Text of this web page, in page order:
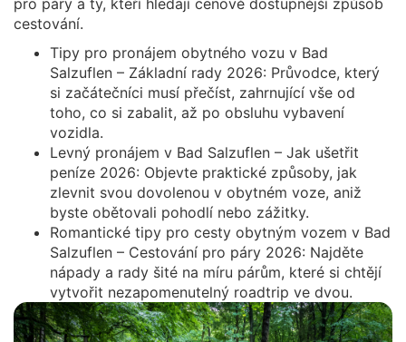
pro páry a ty, kteří hledají cenově dostupnější způsob
cestování.
Tipy pro pronájem obytného vozu v Bad
Salzuflen – Základní rady 2026: Průvodce, který
si začátečníci musí přečíst, zahrnující vše od
toho, co si zabalit, až po obsluhu vybavení
vozidla.
Levný pronájem v Bad Salzuflen – Jak ušetřit
peníze 2026: Objevte praktické způsoby, jak
zlevnit svou dovolenou v obytném voze, aniž
byste obětovali pohodlí nebo zážitky.
Romantické tipy pro cesty obytným vozem v Bad
Salzuflen – Cestování pro páry 2026: Najděte
nápady a rady šité na míru párům, které si chtějí
vytvořit nezapomenutelný roadtrip ve dvou.